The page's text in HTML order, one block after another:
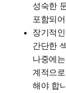
성숙한
포함되
장기적
간단한
나중에
계적으
해야 합